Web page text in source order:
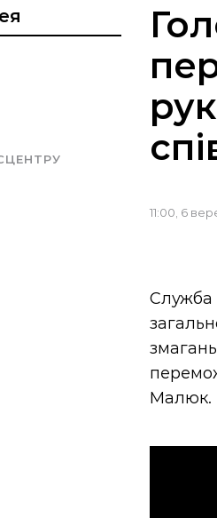
11:00, 6
Служба
Малюк.